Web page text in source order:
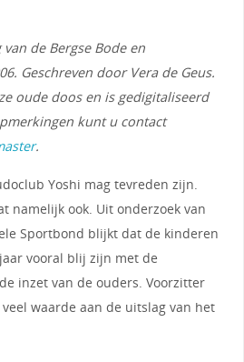
de Bergse Bode en
Geschreven door Vera de Geus.
oude doos en is gedigitaliseerd
kunt u contact
.
Yoshi mag tevreden zijn.
namelijk ook. Uit onderzoek van
Sportbond blijkt dat de kinderen
vooral blij zijn met de
inzet van de ouders. Voorzitter
veel waarde aan de uitslag van het